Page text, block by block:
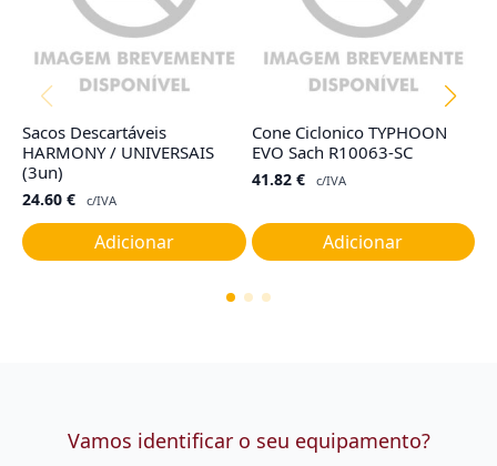
Sacos Descartáveis
HARMONY / UNIVERSAIS
(3un)
24.60 € c/IVA
Adicionar
Cone Ciclonico TYPHOON
EVO Sach R10063-SC
41.82 € c/IVA
Adicionar
Vamos identificar o seu equipamento?